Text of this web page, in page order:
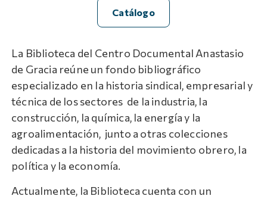
La Biblioteca del Centro Documental Anastasio
de Gracia reúne un fondo bibliográfico
especializado en la historia sindical, empresarial y
técnica de los sectores de la industria, la
construcción, la química, la energía y la
agroalimentación, junto a otras colecciones
dedicadas a la historia del movimiento obrero, la
política y la economía.
Actualmente, la Biblioteca cuenta con un
Catálogo